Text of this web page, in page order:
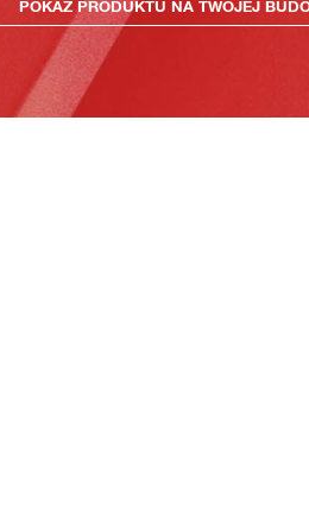
POKAZ PRODUKTU NA TWOJEJ